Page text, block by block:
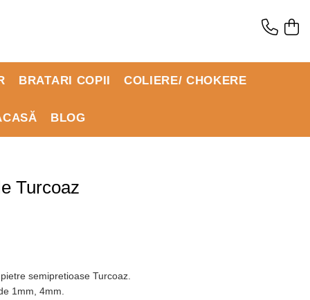
BRATARI COPII COLIERE/ CHOKERE
BLOG
Turcoaz
semipretioase Turcoaz.
1mm, 4mm.